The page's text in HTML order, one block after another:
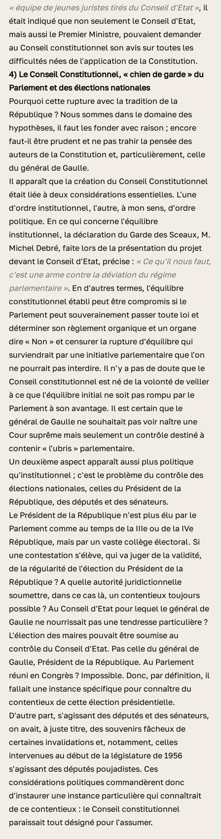
« équipe de jeunes juristes tirés du Conseil d'Etat », il
était indiqué que non seulement le Conseil d'Etat,
mais aussi le Premier Ministre, pouvaient demander
au Conseil constitutionnel son avis sur toutes les
difficultés nées de l'application de la Constitution.
4) Le Conseil Constitutionnel, « chien de garde » du
Parlement et des élections nationales
Pourquoi cette rupture avec la tradition de la
République ? Nous sommes dans le domaine des
hypothèses, il faut les fonder avec raison ; encore
faut-il être prudent et ne pas trahir la pensée des
auteurs de la Constitution et, particulièrement, celle
du général de Gaulle.
Il apparaît que la création du Conseil Constitutionnel
était liée à deux considérations essentielles. L'une
d'ordre institutionnel, l'autre, à mon sens, d'ordre
politique. En ce qui concerne l'équilibre
institutionnel, la déclaration du Garde des Sceaux, M.
Michel Debré, faite lors de la présentation du projet
devant le Conseil d'Etat, précise : « Ce qu'il nous faut,
c'est une arme contre la déviation du régime
parlementaire ». En d'autres termes, l'équilibre
constitutionnel établi peut être compromis si le
Parlement peut souverainement passer toute loi et
déterminer son règlement organique et un organe
dire « Non » et censurer la rupture d'équilibre qui
surviendrait par une initiative parlementaire que l'on
ne pourrait pas interdire. Il n'y a pas de doute que le
Conseil constitutionnel est né de la volonté de veiller
à ce que l'équilibre initial ne soit pas rompu par le
Parlement à son avantage. Il est certain que le
général de Gaulle ne souhaitait pas voir naître une
Cour suprême mais seulement un contrôle destiné à
contenir « l'ubris » parlementaire.
Un deuxième aspect apparaît aussi plus politique
qu'institutionnel ; c'est le problème du contrôle des
élections nationales, celles du Président de la
République, des députés et des sénateurs.
Le Président de la République n'est plus élu par le
Parlement comme au temps de la IIIe ou de la IVe
République, mais par un vaste collège électoral. Si
une contestation s'élève, qui va juger de la validité,
de la régularité de l'élection du Président de la
République ? A quelle autorité juridictionnelle
soumettre, dans ce cas là, un contentieux toujours
possible ? Au Conseil d'Etat pour lequel le général de
Gaulle ne nourrissait pas une tendresse particulière ?
L'élection des maires pouvait être soumise au
contrôle du Conseil d'Etat. Pas celle du général de
Gaulle, Président de la République. Au Parlement
réuni en Congrès ? Impossible. Donc, par définition, il
fallait une instance spécifique pour connaître du
contentieux de cette élection présidentielle.
D'autre part, s'agissant des députés et des sénateurs,
on avait, à juste titre, des souvenirs fâcheux de
certaines invalidations et, notamment, celles
intervenues au début de la législature de 1956
s'agissant des députés poujadistes. Ces
considérations politiques commandèrent donc
d'instaurer une instance particulière qui connaîtrait
de ce contentieux : le Conseil constitutionnel
paraissait tout désigné pour l'assumer.